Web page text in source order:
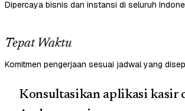
Dipercaya bisnis dan instansi di seluruh
Tepat Waktu
Komitmen pengerjaan sesuai jadwal yang
Konsultasikan aplikasi kasir